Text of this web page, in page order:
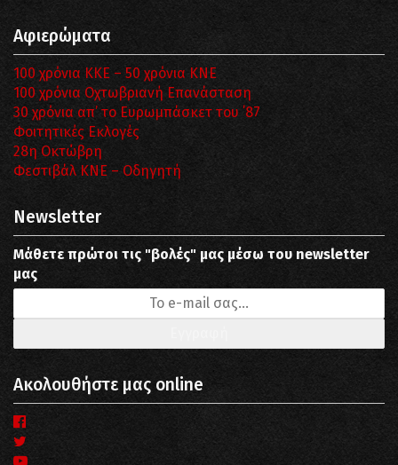
Αφιερώματα
100 χρόνια ΚΚΕ – 50 χρόνια ΚΝΕ
100 χρόνια Οχτωβριανή Επανάσταση
30 χρόνια απ’ το Ευρωμπάσκετ του ΄87
Φοιτητικές Εκλογές
28η Οκτώβρη
Φεστιβάλ ΚΝΕ – Οδηγητή
Newsletter
Μάθετε πρώτοι τις "βολές" μας μέσω του newsletter
μας
Ακολουθήστε μας online